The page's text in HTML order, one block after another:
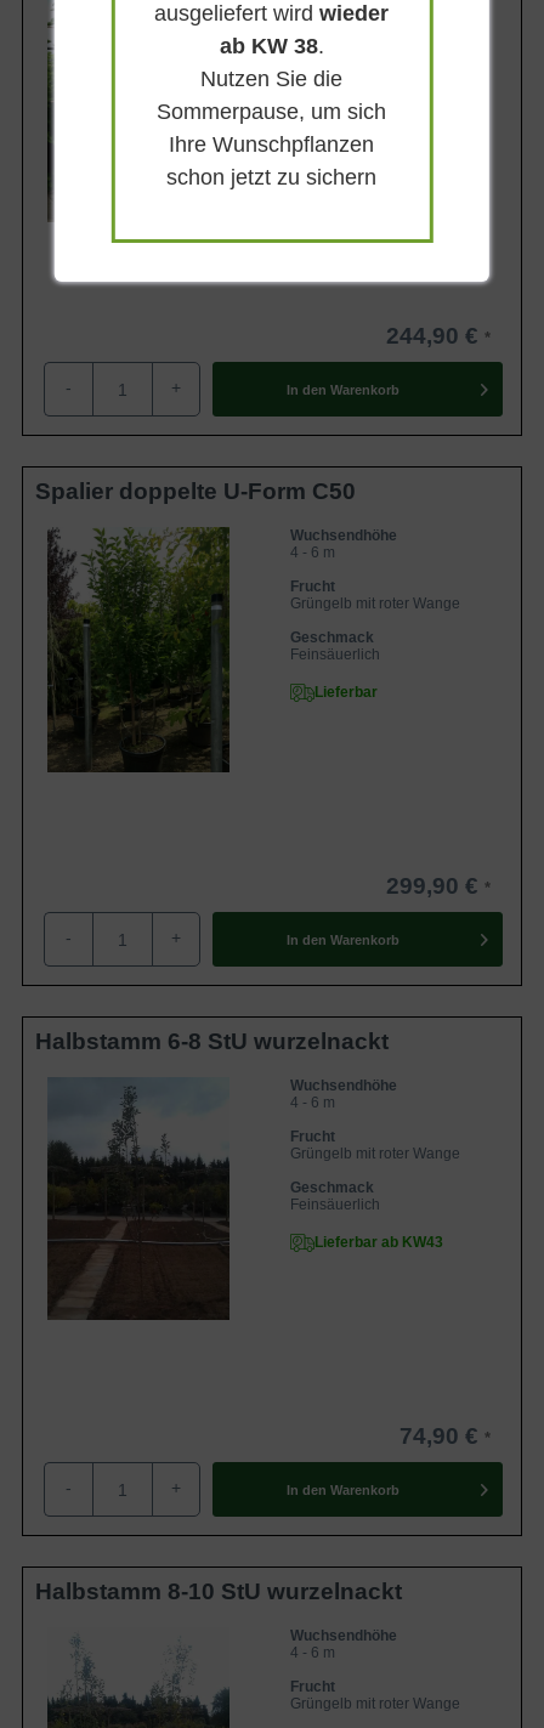
Frucht
Grüngelb mit roter Wange
Geschmack
Feinsäuerlich
Lieferbar
244,90 €
- + In den Warenkorb
Spalier doppelte U-Form C50
Wuchsendhöhe
4 - 6 m
Frucht
Grüngelb mit roter Wange
Geschmack
Feinsäuerlich
Lieferbar
299,90 €
- + In den Warenkorb
Halbstamm 6-8 StU wurzelnackt
Wuchsendhöhe
4 - 6 m
Frucht
Grüngelb mit roter Wange
Geschmack
Feinsäuerlich
Lieferbar ab KW43
74,90 €
- + In den Warenkorb
Halbstamm 8-10 StU wurzelnackt
Wuchsendhöhe
4 - 6 m
Frucht
Grüngelb mit roter Wange
ausgeliefert wirdwieder
ab KW 38.
Nutzen Sie die
Sommerpause, um sich
Ihre Wunschpflanzen
schon jetzt zu sichern